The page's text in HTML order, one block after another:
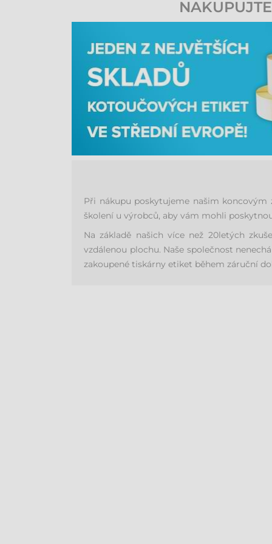
s profesionálním softwarem pro návrh etiket
Při nákupu poskytujeme našim
školení u výrobců, aby vám mohli
Na základě našich více než 20letých
vzdálenou plochu. Naše společnost
zakoupené tiskárny etiket během záruční